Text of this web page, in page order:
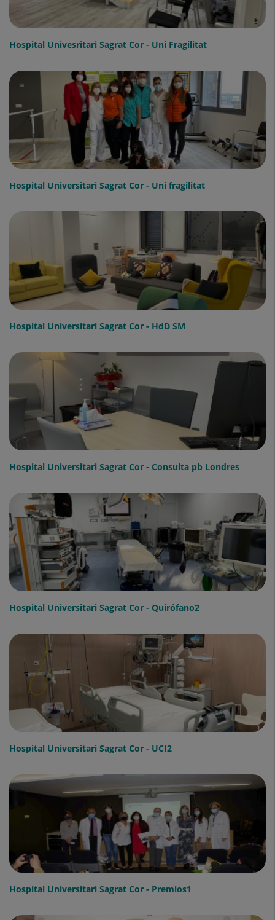
Hospital Univesritari Sagrat Cor - Uni Fragilitat
Hospital Universitari Sagrat Cor - Uni fragilitat
Hospital Universitari Sagrat Cor - HdD SM
Hospital Universitari Sagrat Cor - Consulta pb Londres
Hospital Universitari Sagrat Cor - Quirófano2
Hospital Universitari Sagrat Cor - UCI2
Hospital Universitari Sagrat Cor - Premios1